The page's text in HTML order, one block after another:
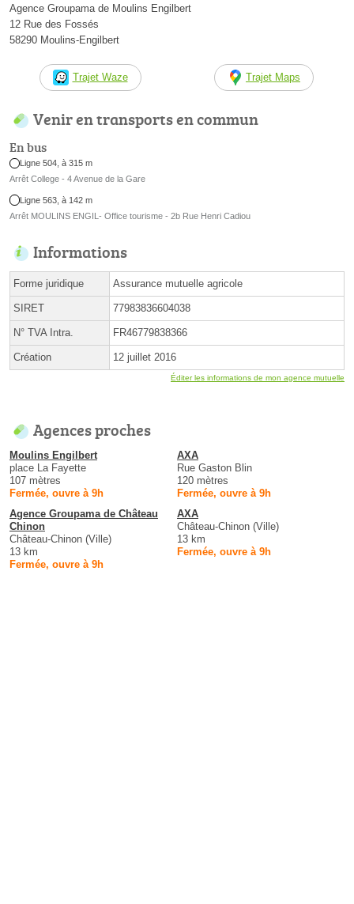
Agence Groupama de Moulins Engilbert
12 Rue des Fossés
58290 Moulins-Engilbert
Trajet Waze Trajet Maps
Venir en transports en commun
En bus
Ligne 504, à 315 m
Arrêt College - 4 Avenue de la Gare
Ligne 563, à 142 m
Arrêt MOULINS ENGIL- Office tourisme - 2b Rue Henri Cadiou
Informations
Forme juridique Assurance mutuelle agricole
SIRET 77983836604038
N° TVA Intra. FR46779838366
Création 12 juillet 2016
Éditer les informations de mon agence mutuelle
Agences proches
Moulins Engilbert
place La Fayette
107 mètres
Fermée, ouvre à 9h
AXA
Rue Gaston Blin
120 mètres
Fermée, ouvre à 9h
Agence Groupama de Château
Chinon
Château-Chinon (Ville)
13 km
Fermée, ouvre à 9h
AXA
Château-Chinon (Ville)
13 km
Fermée, ouvre à 9h